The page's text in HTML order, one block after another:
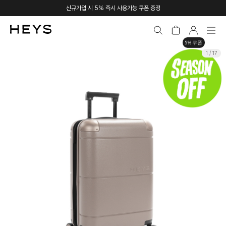
신규가입 시 5% 즉시 사용가능 쿠폰 증정
5% 쿠폰
1 / 17